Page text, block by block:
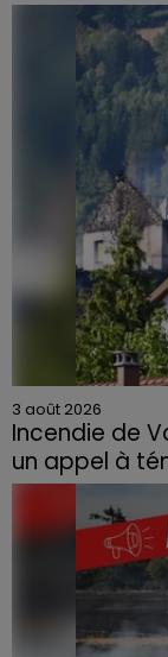
3 août 2026
Incendie de
un appel à
Le feu, parti
quartier
contraint à